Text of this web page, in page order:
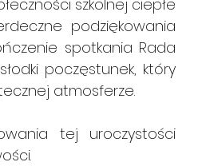
szkolnej ciepłe
podziękowania
spotkania Rada
poczęstunek, który
atmosferze.
tej uroczystości